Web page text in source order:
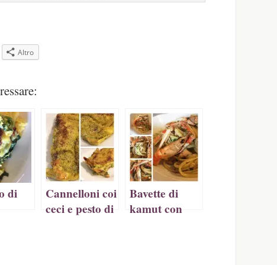
Altro
di
Cannelloni coi
ceci e pesto di
Bavette di
kamut con